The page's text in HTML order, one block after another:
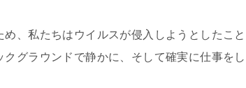
、私たちはウイルスが侵入しようとしたこと
グラウンドで静かに、そして確実に仕事をし